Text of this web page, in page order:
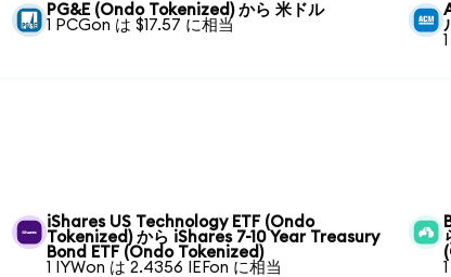
PG&E (Ondo Tokenized) から 米ドル
1 PCGon は $17.57 に相当
iShares US Technology ETF (Ondo
Tokenized) から iShares 7-10 Year Treasury
Bond ETF (Ondo Tokenized)
1 IYWon は 2.4356 IEFon に相当